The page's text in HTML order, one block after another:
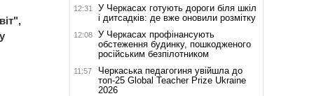
12:31
У Черкасах готують дороги біля шкіл
і дитсадків: де вже оновили розмітку
12:08
У Черкасах профінансують
обстеження будинку, пошкодженого
російським безпілотником
11:57
Черкаська педагогиня увійшла до
топ-25 Global Teacher Prize Ukraine
2026